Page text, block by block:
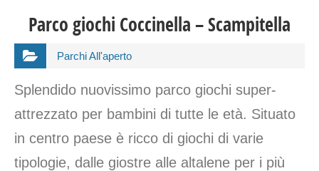
Parco giochi Coccinella – Scampitella
Parchi All'aperto
Splendido nuovissimo parco giochi super-
attrezzato per bambini di tutte le età. Situato
in centro paese è ricco di giochi di varie
tipologie, dalle giostre alle altalene per i più